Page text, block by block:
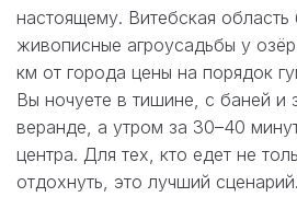
настоящему. Витебская область
живописные агроусадьбы у
км от города цены на порядок
Вы ночуете в тишине, с баней и
веранде, а утром за 30–40
центра. Для тех, кто едет не
отдохнуть, это лучший